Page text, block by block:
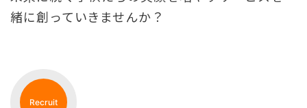
緒に創っていきませんか？
Recruit